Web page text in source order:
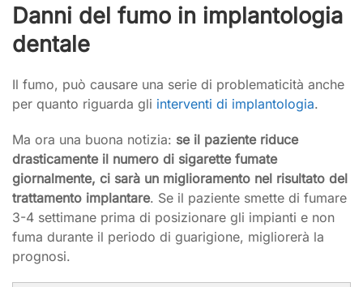
Danni del fumo in implantologia
dentale
Il fumo, può causare una serie di problematicità anche
per quanto riguarda gli interventi di implantologia.
Ma ora una buona notizia: se il paziente riduce
drasticamente il numero di sigarette fumate
giornalmente, ci sarà un miglioramento nel risultato del
trattamento implantare. Se il paziente smette di fumare
3-4 settimane prima di posizionare gli impianti e non
fuma durante il periodo di guarigione, migliorerà la
prognosi.